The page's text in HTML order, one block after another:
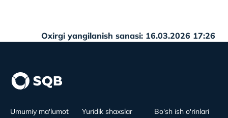
Oxirgi yangilanish sanasi: 16.03.2026 17:26
Umumiy ma'lumot
Yuridik shaxslar
Bo'sh ish o'rinlari